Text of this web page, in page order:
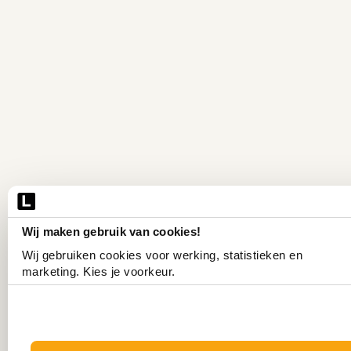
Wij maken gebruik van cookies!
Wij gebruiken cookies voor werking, statistieken en
marketing. Kies je voorkeur.